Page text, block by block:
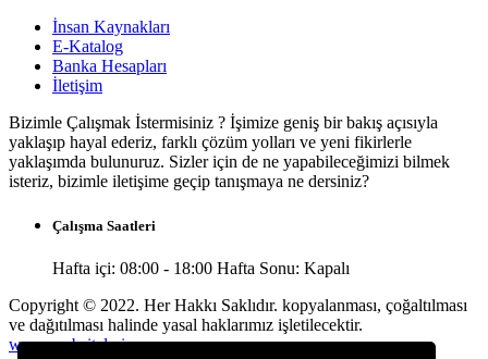
İnsan Kaynakları
E-Katalog
Banka Hesapları
İletişim
Bizimle Çalışmak İstermisiniz ? İşimize geniş bir bakış açısıyla
yaklaşıp hayal ederiz, farklı çözüm yolları ve yeni fikirlerle
yaklaşımda bulunuruz. Sizler için de ne yapabileceğimizi bilmek
isteriz, bizimle iletişime geçip tanışmaya ne dersiniz?
Çalışma Saatleri
Hafta içi: 08:00 - 18:00 Hafta Sonu: Kapalı
Copyright © 2022. Her Hakkı Saklıdır. kopyalanması, çoğaltılması
ve dağıtılması halinde yasal haklarımız işletilecektir.
www.websitelerim.com